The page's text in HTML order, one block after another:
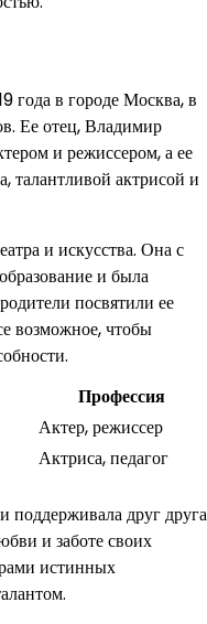
года в городе Москва, в
Ее отец, Владимир
и режиссером, а ее
талантливой актрисой и
и искусства. Она с
и была
посвятили ее
возможное, чтобы
Профессия
Актер, режиссер
Актриса, педагог
поддерживала друг друга
и заботе своих
истинных